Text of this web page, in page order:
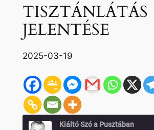
TISZTÁNLÁTÁS
JELENTÉSE
2025-03-19
Kiáltó Szó a Pusztában